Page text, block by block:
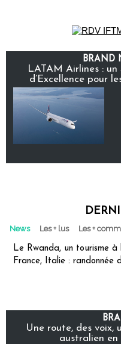
BRAND
LATAM Airlines :
d’Excellence pour
News Les + lus Les +
Le Rwanda, un tourisme
France, Italie : randonnée
Une route, des voix,
australien en